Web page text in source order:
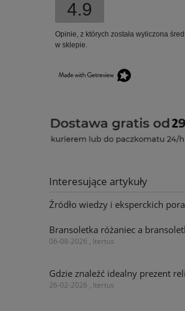
4.9
Opinie, z których została wyliczona
w sklepie.
Interesujące artykuły
Źródło wiedzy i eksperckich
Bransoletka różaniec a
06-08-2026 , Itertus
Gdzie znaleźć idealny prezent
26-02-2026 , Itertus